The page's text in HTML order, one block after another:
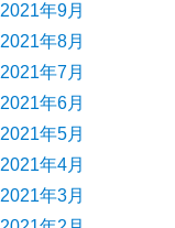
2021年9月
2021年8月
2021年7月
2021年6月
2021年5月
2021年4月
2021年3月